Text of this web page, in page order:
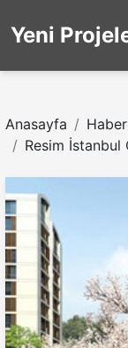
Yeni
Anasayfa
Resim İstanbul